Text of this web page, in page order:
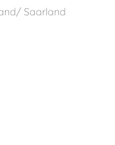
Saarland